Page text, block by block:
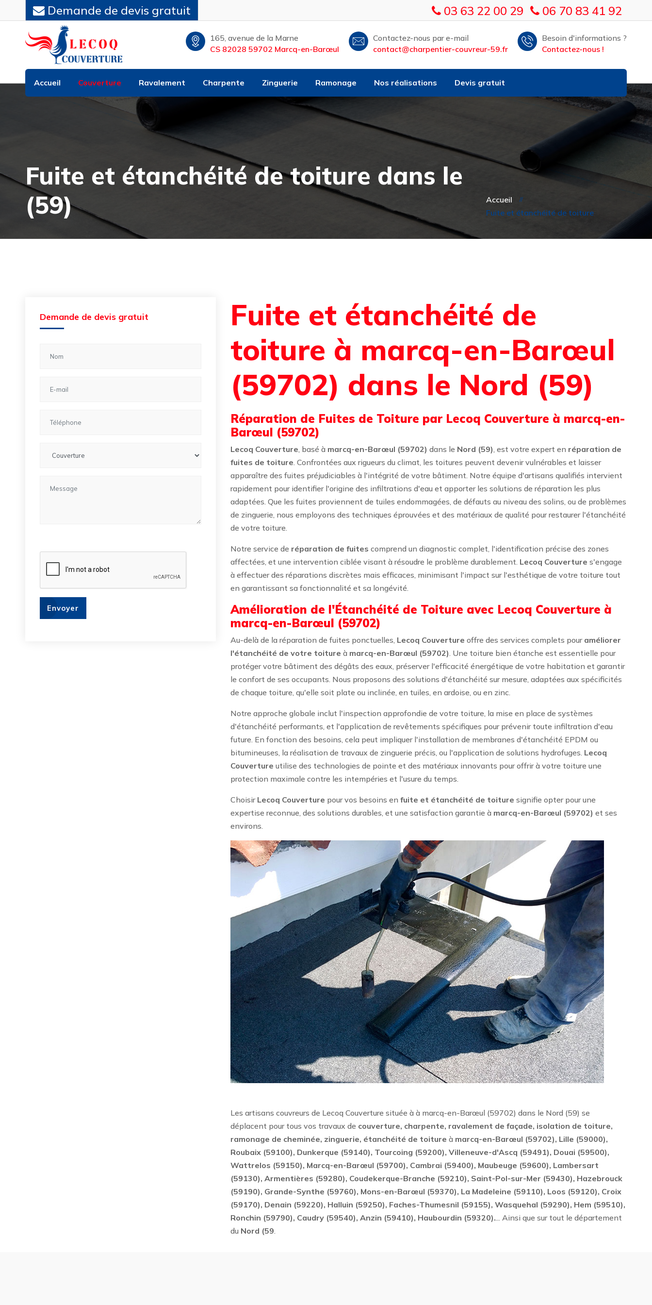
03 63 22 00 29 06 70 83 41 92
Demande de devis gratuit
165, avenue de la Marne
CS 82028 59702 Marcq-en-Barœul
Contactez-nous par e-mail
contact@charpentier-couvreur-59.fr
Besoin d'informations ?
Contactez-nous !
Accueil Couverture Ravalement Charpente Zinguerie Ramonage Nos réalisations Devis gratuit
Fuite et étanchéité de toiture dans le
(59)
Accueil
Fuite et étanchéité de toiture
Demande de devis gratuit
Envoyer
Fuite et étanchéité de
toiture à marcq-en-Barœul
(59702) dans le Nord (59)
Réparation de Fuites de Toiture par Lecoq Couverture à marcq-en-
Barœul (59702)
Lecoq Couverture, basé à marcq-en-Barœul (59702) dans le Nord (59), est votre expert en réparation de
fuites de toiture. Confrontées aux rigueurs du climat, les toitures peuvent devenir vulnérables et laisser
apparaître des fuites préjudiciables à l'intégrité de votre bâtiment. Notre équipe d'artisans qualifiés intervient
rapidement pour identifier l'origine des infiltrations d'eau et apporter les solutions de réparation les plus
adaptées. Que les fuites proviennent de tuiles endommagées, de défauts au niveau des solins, ou de problèmes
de zinguerie, nous employons des techniques éprouvées et des matériaux de qualité pour restaurer l'étanchéité
de votre toiture.
Notre service de réparation de fuites comprend un diagnostic complet, l'identification précise des zones
affectées, et une intervention ciblée visant à résoudre le problème durablement. Lecoq Couverture s'engage
à effectuer des réparations discrètes mais efficaces, minimisant l'impact sur l'esthétique de votre toiture tout
en garantissant sa fonctionnalité et sa longévité.
Amélioration de l'Étanchéité de Toiture avec Lecoq Couverture à
marcq-en-Barœul (59702)
Au-delà de la réparation de fuites ponctuelles, Lecoq Couverture offre des services complets pour améliorer
l'étanchéité de votre toiture à marcq-en-Barœul (59702). Une toiture bien étanche est essentielle pour
protéger votre bâtiment des dégâts des eaux, préserver l'efficacité énergétique de votre habitation et garantir
le confort de ses occupants. Nous proposons des solutions d'étanchéité sur mesure, adaptées aux spécificités
de chaque toiture, qu'elle soit plate ou inclinée, en tuiles, en ardoise, ou en zinc.
Notre approche globale inclut l'inspection approfondie de votre toiture, la mise en place de systèmes
d'étanchéité performants, et l'application de revêtements spécifiques pour prévenir toute infiltration d'eau
future. En fonction des besoins, cela peut impliquer l'installation de membranes d'étanchéité EPDM ou
bitumineuses, la réalisation de travaux de zinguerie précis, ou l'application de solutions hydrofuges. Lecoq
Couverture utilise des technologies de pointe et des matériaux innovants pour offrir à votre toiture une
protection maximale contre les intempéries et l'usure du temps.
Choisir Lecoq Couverture pour vos besoins enfuite et étanchéité de toiture signifie opter pour une
expertise reconnue, des solutions durables, et une satisfaction garantie à marcq-en-Barœul (59702) et ses
environs.
Les artisans couvreurs de Lecoq Couverture située à à marcq-en-Barœul (59702) dans le Nord (59) se
déplacent pour tous vos travaux de couverture, charpente, ravalement de façade, isolation de toiture,
ramonage de cheminée, zinguerie, étanchéité de toiture à marcq-en-Barœul (59702), Lille (59000),
Roubaix (59100), Dunkerque (59140), Tourcoing (59200), Villeneuve-d'Ascq (59491), Douai (59500),
Wattrelos (59150), Marcq-en-Barœul (59700), Cambrai (59400), Maubeuge (59600), Lambersart
(59130), Armentières (59280), Coudekerque-Branche (59210), Saint-Pol-sur-Mer (59430), Hazebrouck
(59190), Grande-Synthe (59760), Mons-en-Barœul (59370), La Madeleine (59110), Loos (59120), Croix
(59170), Denain (59220), Halluin (59250), Faches-Thumesnil (59155), Wasquehal (59290), Hem (59510),
Ronchin (59790), Caudry (59540), Anzin (59410), Haubourdin (59320).... Ainsi que sur tout le département
du Nord (59.